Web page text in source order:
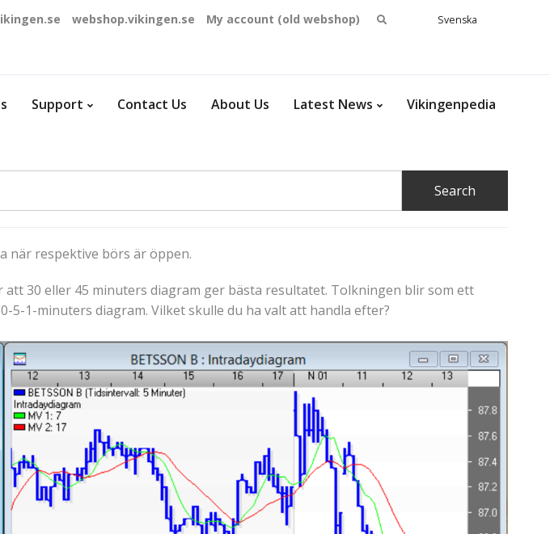
webshop.vikingen.se My account (old webshop)
Search
Svenska
Support Contact Us About Us Latest News Vikingenpedia
när respektive börs är öppen.
30 eller 45 minuters diagram ger bästa resultatet. Tolkningen blir som ett
5-1-minuters diagram. Vilket skulle du ha valt att handla efter?